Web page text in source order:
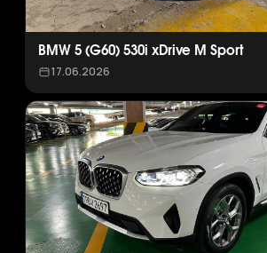
BMW 5 (G60) 530i xDrive M Sport
17.06.2026